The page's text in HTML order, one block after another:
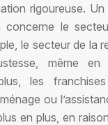
rigoureuse. Un
le
le secteur de la
même en
les
ou
en plus, en